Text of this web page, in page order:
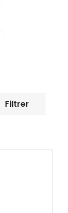
Filtrer